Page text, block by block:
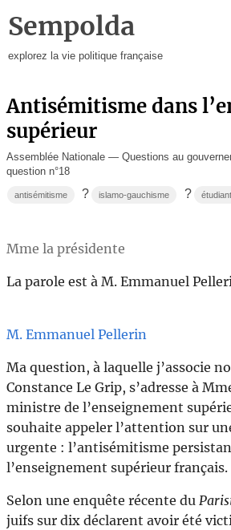
Sempolda
explorez la vie politique française
Antisémitisme dans
supérieur
Assemblée Nationale — Questions au
question n°18
antisémitisme ? islamo-gauchisme ?
Mme la présidente
La parole est à M. Emmanuel
M. Emmanuel Pellerin
Ma question, à laquelle j’associe
Constance Le Grip, s’adresse à
ministre de l’enseignement
souhaite appeler l’attention sur
urgente : l’antisémitisme
l’enseignement supérieur français.
Selon une enquête récente du
juifs sur dix déclarent avoir été